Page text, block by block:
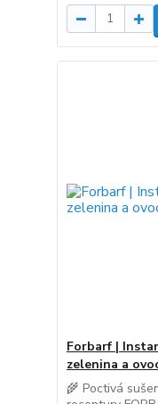
Forbarf |
zelenina a
🌾 Poctivá